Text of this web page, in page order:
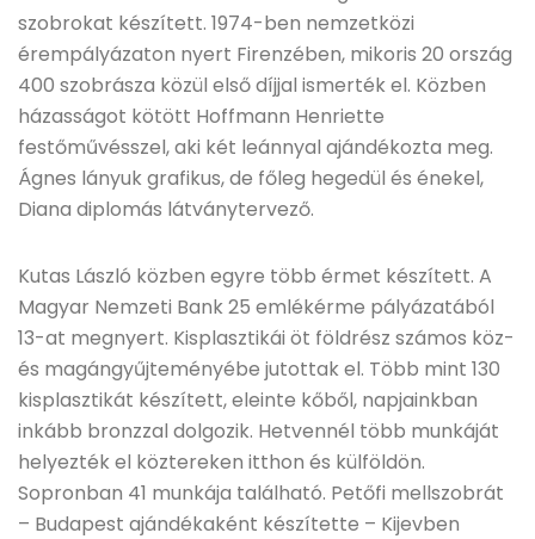
szobrokat készített. 1974-ben nemzetközi
érempályázaton nyert Firenzében, mikoris 20 ország
400 szobrásza közül első díjjal ismerték el. Közben
házasságot kötött Hoffmann Henriette
festőművésszel, aki két leánnyal ajándékozta meg.
Ágnes lányuk grafikus, de főleg hegedül és énekel,
Diana diplomás látványtervező.
Kutas László közben egyre több érmet készített. A
Magyar Nemzeti Bank 25 emlékérme pályázatából
13-at megnyert. Kisplasztikái öt földrész számos köz-
és magángyűjteményébe jutottak el. Több mint 130
kisplasztikát készített, eleinte kőből, napjainkban
inkább bronzzal dolgozik. Hetvennél több munkáját
helyezték el köztereken itthon és külföldön.
Sopronban 41 munkája található. Petőfi mellszobrát
– Budapest ajándékaként készítette – Kijevben